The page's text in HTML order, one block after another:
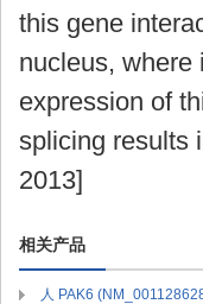
this gene
nucleus, where
expression of
splicing results
2013]
相关产品
人 PAK6